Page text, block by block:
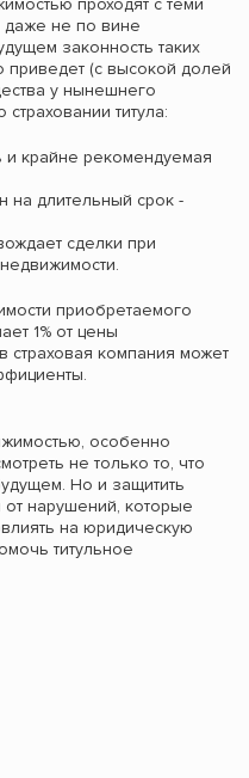
проходят с теми
не по вине
законность таких
приведет (с высокой долей
у нынешнего
титула:
и крайне рекомендуемая
на длительный срок -
сделки при
приобретаемого
1% от цены
страховая компания может
особенно
не только то, что
Но и защитить
нарушений, которые
на юридическую
титульное